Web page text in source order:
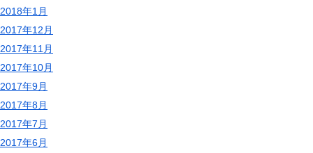
2018年1月
2017年12月
2017年11月
2017年10月
2017年9月
2017年8月
2017年7月
2017年6月